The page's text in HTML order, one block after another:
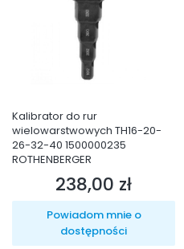
Kalibrator do rur
wielowarstwowych TH16-20-
26-32-40 1500000235
ROTHENBERGER
Cena
238,00 zł
Powiadom mnie o
dostępności